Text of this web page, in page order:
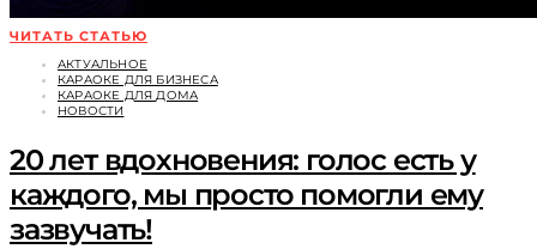
ЧИТАТЬ СТАТЬЮ
АКТУАЛЬНОЕ
КАРАОКЕ ДЛЯ БИЗНЕСА
КАРАОКЕ ДЛЯ ДОМА
НОВОСТИ
20 лет вдохновения: голос есть у
каждого, мы просто помогли ему
зазвучать!